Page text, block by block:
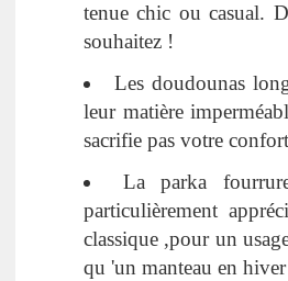
tenue chic ou casual.
souhaitez !
Les doudounas
leur matière
sacrifie pas votre
La parka
particulièrement
classique ,pour un
qu 'un manteau en